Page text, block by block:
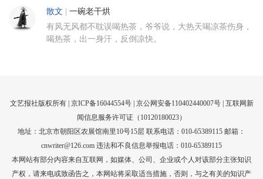
散文 一碗老干烘
有风无风都不耽误喝热茶，爷爷说，大热天喝凉茶伤身，
喝热茶，出一身汗，反倒凉快。
文艺报社版权所有 | 京ICP备16044554号| 京公网安备110402440007号 | 互联网新
闻信息服务许可证（10120180023）
地址：北京市朝阳区农展馆南里10号15层 联系电话：010-65389115 邮箱：
cnwriter@126.com 违法和不良信息举报电话：010-65389115
本网站有部分内容来自互联网，如媒体、公司、企业或个人对该部分主张知识
产权，请来电或致函告之，本网站将采取适当措施，否则，与之有关的知识产